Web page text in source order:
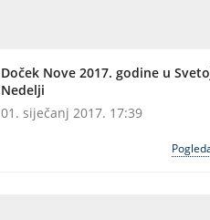
Doček Nove 2017. godine u
Nedelji
01. siječanj 2017. 17:39